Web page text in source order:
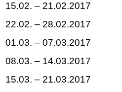
15.02. – 21.02.2017
22.02. – 28.02.2017
01.03. – 07.03.2017
08.03. – 14.03.2017
15.03. – 21.03.2017